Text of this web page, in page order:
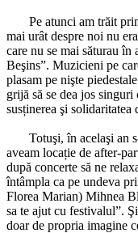
Pe atunci am trăit
mai urât despre noi nu
care nu se mai săturau
Beşins”. Muzicieni pe
plasam pe nişte
grijă să se dea jos
susținerea şi
Totuşi, în acelaşi an s-
aveam locație de after-
după concerte să ne
întâmpla ca pe undeva
Florea Marian) Mihnea
sa te ajut cu festivalul”.
doar de propria imagine